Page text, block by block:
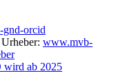
orcid
www.mvb-
ab 2025